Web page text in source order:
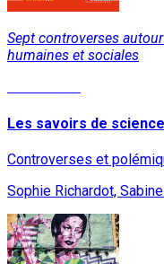
Sept controverses
humaines et sociales
Les savoirs de
Controverses et
Sophie Richardot,